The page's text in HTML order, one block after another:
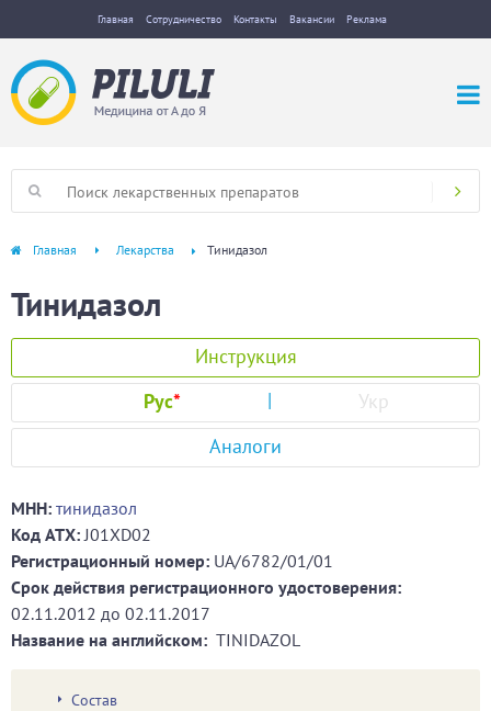
Главная Сотрудничество Контакты Вакансии Реклама
Главная Лекарства Тинидазол
Тинидазол
Инструкция
Рус*
Укр
Аналоги
МНН: тинидазол
Код ATХ:J01XD02
Регистрационный номер: UA/6782/01/01
Срок действия регистрационного удостоверения:
02.11.2012 до 02.11.2017
Название на английском: TINIDAZOL
Состав